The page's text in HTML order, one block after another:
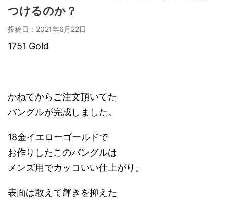
つけるのか？
投稿日： 2021年6月22日
1751 Gold
かねてからご注文頂いてた
バングルが完成しました。
18金イエローゴールドで
お作りしたこのバングルは
メンズ用でカッコいい仕上がり。
表面は敢えて輝きを抑えた